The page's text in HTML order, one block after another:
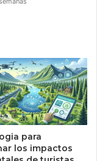
para
los impactos